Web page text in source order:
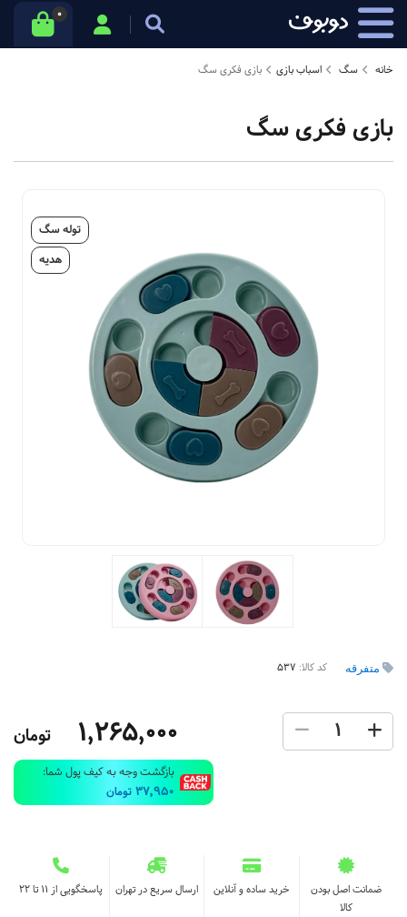
0
خانه سگ اسباب بازی بازی فکری سگ
بازی فکری سگ
توله سگ
هدیه
متفرقه کد کالا:
1,265,000 تومان
بازگشت وجه به کیف پول شما:
37,950 تومان
ضمانت اصل بودن
کالا
خرید ساده و آنلاین ارسال سریع در تهران پاسخگویی از ۱۱ تا ۲۲